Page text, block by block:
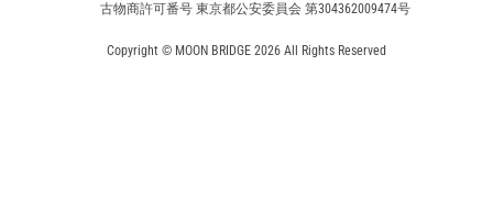
古物商許可番号 東京都公安委員会 第304362009474号
Copyright © MOON BRIDGE 2026 All Rights Reserved